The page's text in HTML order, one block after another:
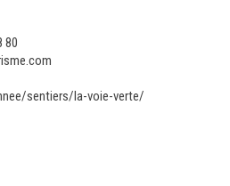
80
sentiers/la-voie-verte/